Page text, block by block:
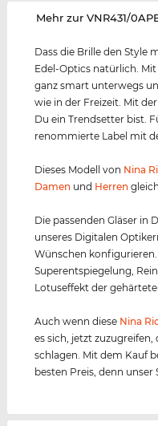
‌Mehr zur VNR431/
Dass die Brille den Style
Edel-Optics natürlich.
ganz smart unterwegs
wie in der Freizeit. Mit der
Du ein Trendsetter bist.
renommierte Label mit
Dieses Modell von Nina
Damen und Herren
Die passenden Gläser in
unseres Digitalen
Wünschen
Superentspiegelung,
Lotuseffekt der
Auch wenn diese Nina
es sich, jetzt
schlagen. Mit dem Kauf
besten Preis, denn unser